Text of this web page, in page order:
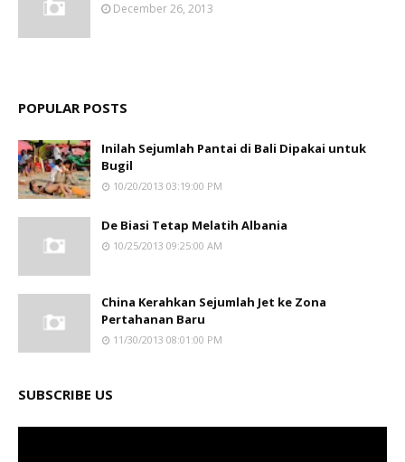
December 26, 2013
POPULAR POSTS
Inilah Sejumlah Pantai di Bali Dipakai untuk
Bugil
10/20/2013 03:19:00 PM
De Biasi Tetap Melatih Albania
10/25/2013 09:25:00 AM
China Kerahkan Sejumlah Jet ke Zona
Pertahanan Baru
11/30/2013 08:01:00 PM
SUBSCRIBE US